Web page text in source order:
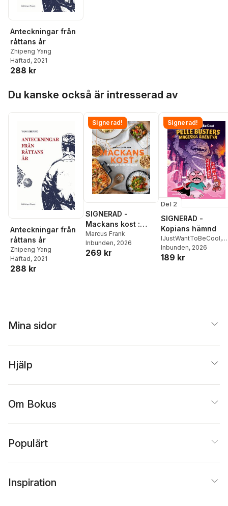
Anteckningar från
råttans år
Zhipeng Yang
Häftad, 2021
288 kr
Du kanske också är intresserad av
Anteckningar från
råttans år
Zhipeng Yang
Häftad, 2021
288 kr
Signerad!
SIGNERAD -
Mackans kost :
Middagar och
matlådor
Marcus Frank
Inbunden, 2026
269 kr
Signerad!
Del 2
SIGNERAD -
Kopians hämnd
IJustWantToBeCool,
Joel Adolphson
Ejdemo Beer
Inbunden, 2026
189 kr
Mina sidor
Hjälp
Om Bokus
Populärt
Inspiration